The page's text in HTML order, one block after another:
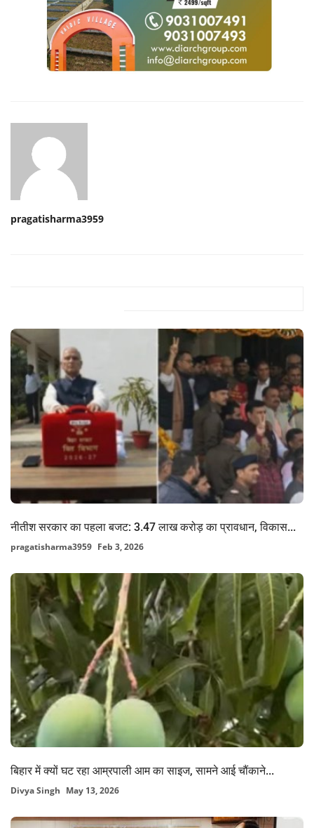
pragatisharma3959
नीतीश सरकार का पहला बजट: 3.47 लाख करोड़ का प्रावधान, विकास...
pragatisharma3959 Feb 3, 2026
बिहार में क्यों घट रहा आम्रपाली आम का साइज, सामने आई चौंकाने...
Divya Singh May 13, 2026